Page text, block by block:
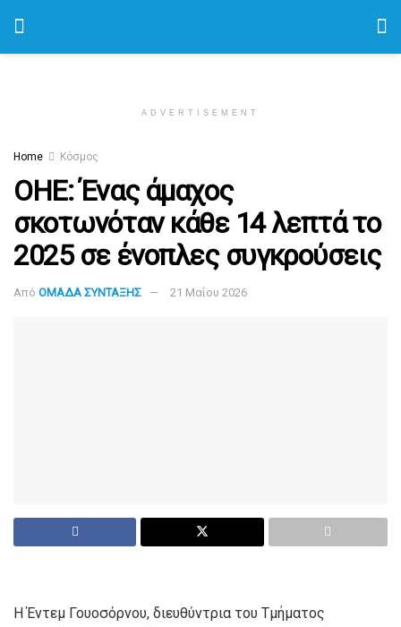
ADVERTISEMENT
Home Κόσμος
ΟΗΕ: Ένας άμαχος
σκοτωνόταν κάθε 14 λεπτά το
2025 σε ένοπλες συγκρούσεις
Από ΟΜΑΔΑ ΣΥΝΤΑΞΗΣ 21 Μαΐου 2026
Η Έντεμ Γουοσόρνου, διευθύντρια του Τμήματος